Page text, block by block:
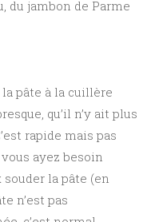
du jambon de Parme
pâte à la cuillère
qu’il n’y ait plus
rapide mais pas
ayez besoin
souder la pâte (en
n’est pas